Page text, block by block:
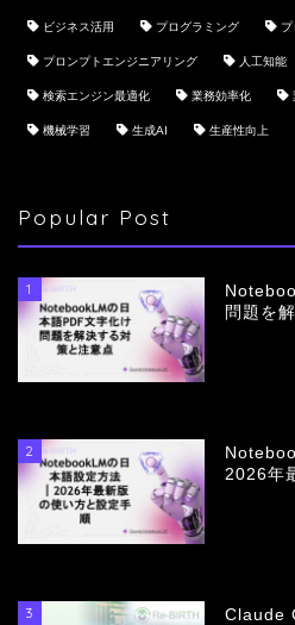
ビジネス活用 プログラミング プ
プロンプトエンジニアリング 人工知能
検索エンジン最適化 業務効率化
機械学習 生成AI 生産性向上
Popular Post
1
問題を
2
2026年
3
Claude